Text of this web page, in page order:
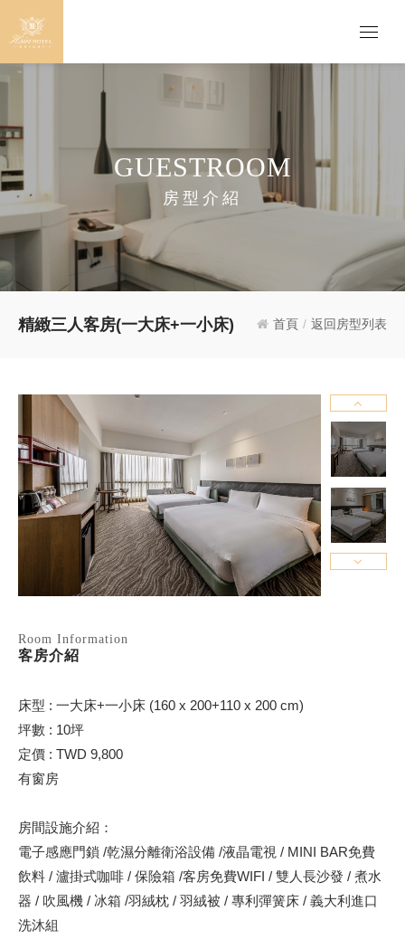
GUESTROOM
房型介紹
精緻三人客房(一大床+一小床) 首頁 / 返回房型列表
Room Information
客房介紹
床型 : 一大床+一小床 (160 x 200+110 x 200 cm)
坪數 : 10坪
定價 : TWD 9,800
有窗房
房間設施介紹：
電子感應門鎖 /乾濕分離衛浴設備 /液晶電視 / MINI BAR免費
飲料 / 瀘掛式咖啡 / 保險箱 /客房免費WIFI / 雙人長沙發 / 煮水
器 / 吹風機 / 冰箱 /羽絨枕 / 羽絨被 / 專利彈簧床 / 義大利進口
洗沐組